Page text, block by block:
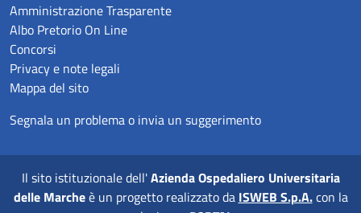
Amministrazione Trasparente
Albo Pretorio On Line
Concorsi
Privacy e note legali
Mappa del sito
Segnala un problema o invia un suggerimento
Il sito istituzionale dell'Azienda Ospedaliero Universitaria
delle Marcheè un progetto realizzato da ISWEB S.p.A.con la